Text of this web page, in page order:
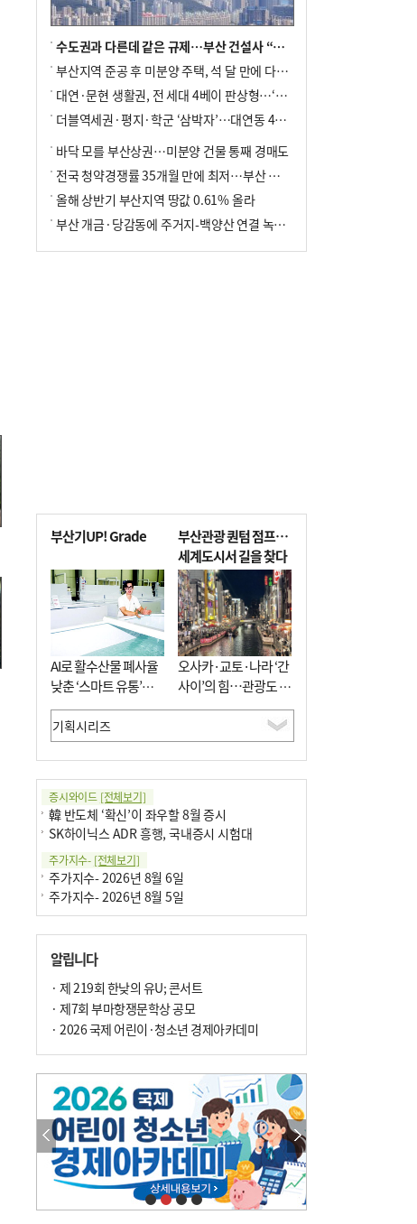
수도권과 다른데 같은 규제…부산 건설사 “쓰러지기 직전”
부산지역 준공 후 미분양 주택, 석 달 만에 다시 3000가구 넘어서
대연·문현 생활권, 전 세대 4베이 판상형…‘더샵 트리센트’ 내달 분양
더블역세권·평지·학군 ‘삼박자’…대연동 42층 브랜드 단지
바닥 모를 부산상권…미분양 건물 통째 경매도
전국 청약경쟁률 35개월 만에 최저…부산 미분양 ‘적체’ 심화
올해 상반기 부산지역 땅값 0.61% 올라
부산 개금·당감동에 주거지-백양산 연결 녹지 조성
부산기UP! Grade
AI로 활수산물 폐사율
낮춘 ‘스마트 유통’…
사막·산악지대 수출
도전
부산관광 퀀텀 점프…
세계도시서 길을 찾다
오사카·교토·나라 ‘간
사이’의 힘…관광도 뭉
쳐야 흥한다
증시와이드 [전체보기]
韓 반도체 ‘확신’이 좌우할 8월 증시
SK하이닉스 ADR 흥행, 국내증시 시험대
주가지수- [전체보기]
주가지수- 2026년 8월 6일
주가지수- 2026년 8월 5일
알립니다
· 제 219회 한낮의 유U; 콘서트
· 제7회 부마항쟁문학상 공모
· 2026 국제 어린이·청소년 경제아카데미